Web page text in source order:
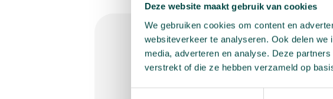
Deze website maakt gebruik van cookies
We gebruiken cookies om content en
websiteverkeer te analyseren. Ook delen
media, adverteren en analyse. Deze
verstrekt of die ze hebben verzameld op